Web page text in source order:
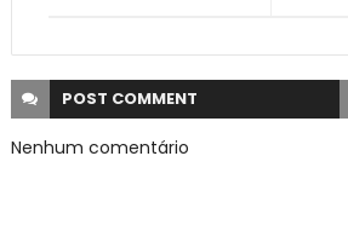
POST COMMENT
Nenhum comentário